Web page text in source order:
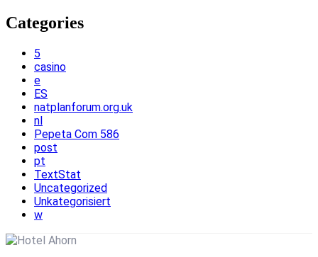
Categories
5
casino
e
ES
natplanforum.org.uk
nl
Pepeta Com 586
post
pt
TextStat
Uncategorized
Unkategorisiert
w